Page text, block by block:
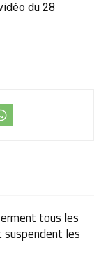
du 28
tous les
les